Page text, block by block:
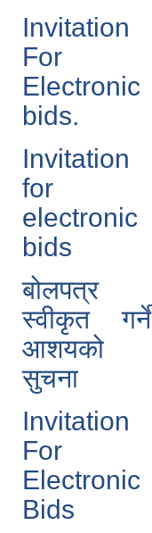
Invitation
For
Electronic
bids.
Invitation
for
electronic
bids
बोलपत्र
स्वीकृत गर्ने
आशयको
सुचना
Invitation
For
Electronic
Bids